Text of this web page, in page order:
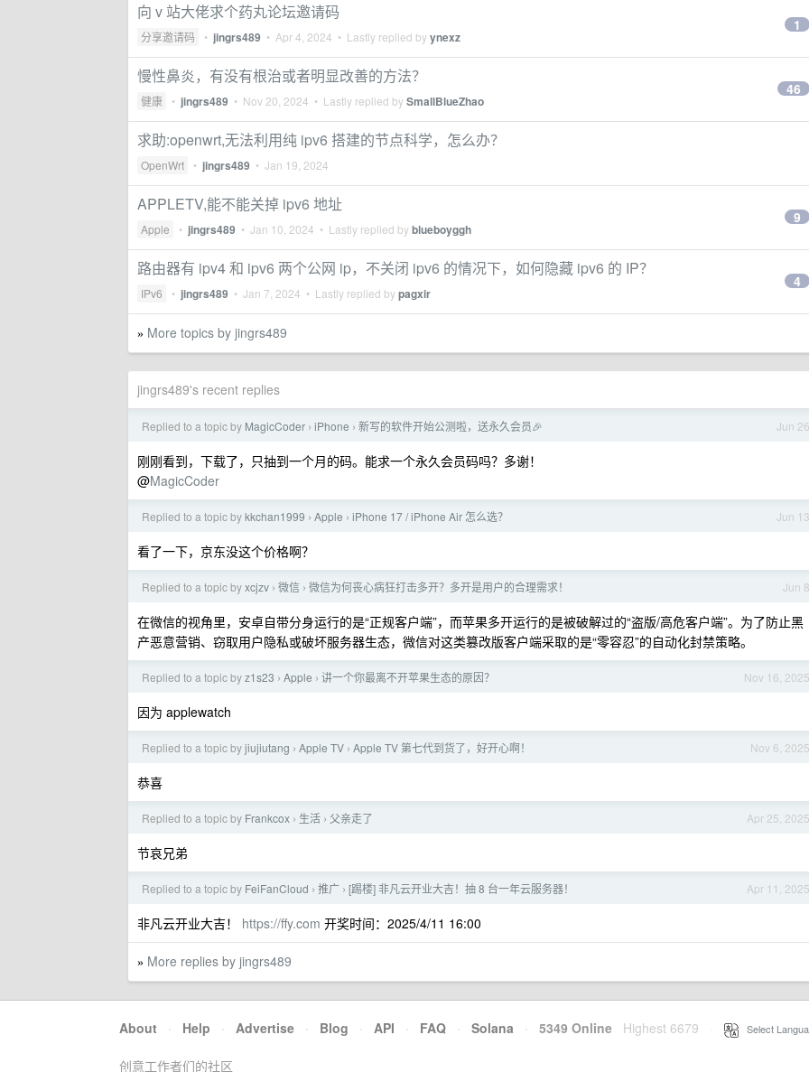
向 v 站大佬求个药丸论坛邀请码
分享邀请码 • jingrs489 • Apr 4, 2024 • Lastly replied byynexz
1
慢性鼻炎，有没有根治或者明显改善的方法？
健康 • jingrs489 • Nov 20, 2024 • Lastly replied bySmallBlueZhao
46
求助:openwrt,无法利用纯 ipv6 搭建的节点科学，怎么办？
OpenWrt • jingrs489 • Jan 19, 2024
APPLETV,能不能关掉 ipv6 地址
Apple • jingrs489 • Jan 10, 2024 • Lastly replied byblueboyggh
9
路由器有 ipv4 和 ipv6 两个公网 ip，不关闭 ipv6 的情况下，如何隐藏 ipv6 的 IP？
IPv6 • jingrs489 • Jan 7, 2024 • Lastly replied bypagxir
4
» More topics by jingrs489
jingrs489's recent replies
Jun 26
Replied to a topic by MagicCoder › iPhone › 新写的软件开始公测啦，送永久会员🎉
刚刚看到，下载了，只抽到一个月的码。能求一个永久会员码吗？多谢！
@MagicCoder
Jun 13
Replied to a topic bykkchan1999 › Apple › iPhone 17 / iPhone Air 怎么选？
看了一下，京东没这个价格啊？
Jun 8
Replied to a topic byxcjzv › 微信 › 微信为何丧心病狂打击多开？多开是用户的合理需求！
在微信的视角里，安卓自带分身运行的是“正规客户端”，而苹果多开运行的是被破解过的“盗版/高危客户端”。为了防止黑
产恶意营销、窃取用户隐私或破坏服务器生态，微信对这类篡改版客户端采取的是“零容忍”的自动化封禁策略。
Nov 16, 2025
Replied to a topic byz1s23 › Apple › 讲一个你最离不开苹果生态的原因？
因为 applewatch
Nov 6, 2025
Replied to a topic byjiujiutang › Apple TV › Apple TV 第七代到货了，好开心啊！
恭喜
Apr 25, 2025
Replied to a topic by Frankcox › 生活 › 父亲走了
节哀兄弟
Apr 11, 2025
Replied to a topic by FeiFanCloud › 推广 › [踢楼] 非凡云开业大吉！抽 8 台一年云服务器！
非凡云开业大吉！ https://ffy.com 开奖时间：2025/4/11 16:00
» More replies by jingrs489
About · Help · Advertise · Blog · API · FAQ · Solana · 5349 Online Highest 6679 Select
创意工作者们的社区